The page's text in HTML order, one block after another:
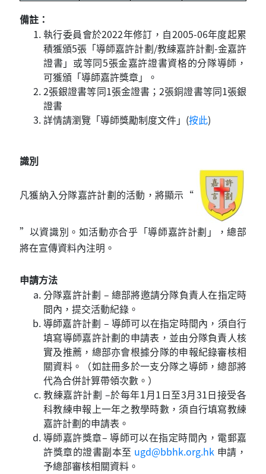
備註：
執行委員會於2022年修訂，自2005-06年度起累
積獲頒5張「導師嘉許計劃/教練嘉許計劃-金嘉許
證書」或等同5張金嘉許證書資格的分隊導師，
可獲頒「導師嘉許獎章」。
2張銀證書等同1張金證書；2張銅證書等同1張銀
證書
詳情請瀏覽「導師獎勵制度文件」(按此)
識別
凡獲納入分隊嘉許計劃的活動，將顯示“
”以資識別。如活動亦合乎「導師嘉許計劃」，總部
將在宣傳資料內注明。
申請方法
分隊嘉許計劃 – 總部將邀請分隊負責人在指定時
間內，提交活動紀錄。
導師嘉許計劃 – 導師可以在指定時間內，須自行
填寫導師嘉許計劃的申請表，並由分隊負責人核
實及推薦，總部亦會根據分隊的申報紀錄審核相
關資料。（如註冊多於一支分隊之導師，總部將
代為合併計算帶領次數。）
教練嘉許計劃 –於每年1月1日至3月31日接受各
科教練申報上一年之教學時數，須自行填寫教練
嘉許計劃的申請表。
導師嘉許獎章– 導師可以在指定時間內，電郵嘉
許獎章的證書副本至 ugd@bbhk.org.hk 申請，
予總部審核相關資料。